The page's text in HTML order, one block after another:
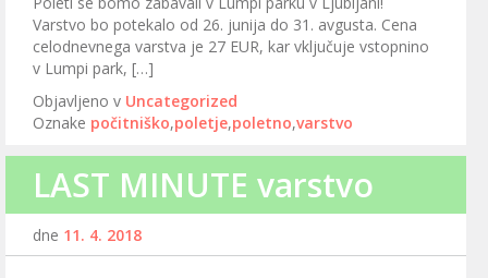
Varstvo bo potekalo od 26. junija do 31. avgusta. Cena
celodnevnega varstva je 27 EUR, kar vključuje vstopnino
v Lumpi park, […]
Objavljeno v Uncategorized
Oznake počitniško,poletje,poletno,varstvo
LAST MINUTE varstvo
dne 11. 4. 2018